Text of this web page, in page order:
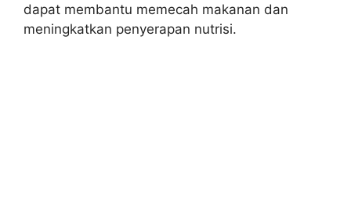
dapat membantu memecah makanan dan
meningkatkan penyerapan nutrisi.